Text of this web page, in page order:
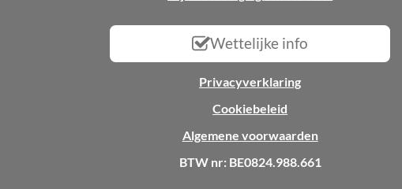
Wettelijke info
Privacyverklaring
Cookiebeleid
Algemene voorwaarden
BTW nr: BE0824.988.661